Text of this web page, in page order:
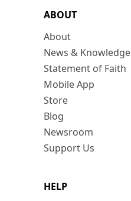
ABOUT
About
News & Knowledge
Statement of Faith
Mobile App
Store
Blog
Newsroom
Support Us
HELP